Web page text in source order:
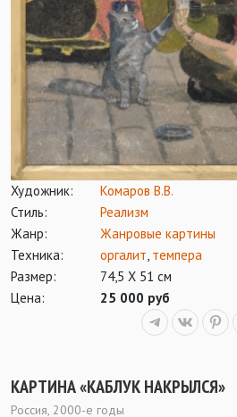
Художник:
Комаров В.В.
Стиль:
Реализм
Жанр:
Жанровые картины
Техника:
оргалит, темпера
Размер:
74,5 Х 51 см
Цена:
25 000 руб
КАРТИНА «КАБЛУК НАКРЫЛСЯ»
Россия, 2000-е годы